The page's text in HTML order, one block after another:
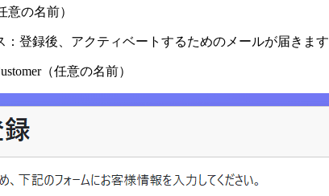
の名前）
登録後、アクティベートするためのメールが届きます
（任意の名前）